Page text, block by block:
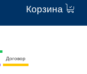
Корзина
Договор